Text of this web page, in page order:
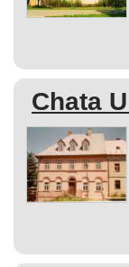
Chata